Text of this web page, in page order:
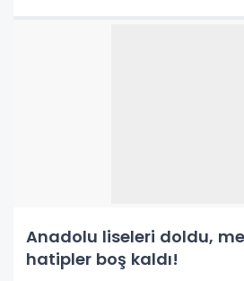
Anadolu liseleri doldu,
hatipler boş kaldı!